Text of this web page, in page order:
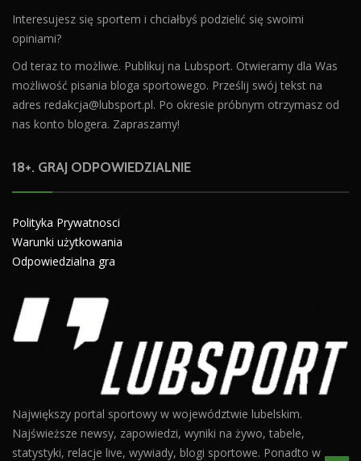
Interesujesz się sportem i chciałbyś podzielić się swoimi
opiniami?
Od teraz to możliwe. Publikuj na Lubsport. Otwieramy dla Was
możliwość pisania bloga sportowego. Prześlij swój tekst na
adres redakcja@lubsport.pl. Po okresie próbnym otrzymasz od
nas konto blogera. Zapraszamy!
18+. GRAJ ODPOWIEDZIALNIE
Polityka Prywatnosci
Warunki użytkowania
Odpowiedzialna gra
Największy portal sportowy w województwie lubelskim.
Najświeższe newsy, zapowiedzi, wyniki na żywo, tabele,
statystyki, relacje live, wywiady, blogi sportowe. Ponadto w